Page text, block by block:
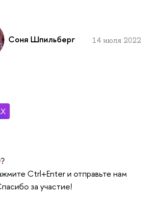
Соня Шпильберг 14 июля 2022
?
Ctrl+Enter и отправьте нам
за участие!